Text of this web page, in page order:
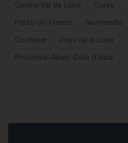
Centre-Val de Loire
Corse
Hauts-de-France
Normandie
Occitanie
Pays de la Loire
Provence-Alpes-Côte d'Azur